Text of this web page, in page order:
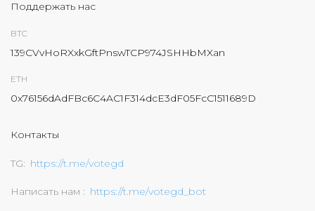
Поддержать нас
BTC
139CVvHoRXxkGftPnswTCP974JSHHbMXan
ETH
0x76156dAdFBc6C4AC1F314dcE3dF05FcC1511689D
Контакты
TG https://t.me/votegd
Написать нам https://t.me/votegd_bot